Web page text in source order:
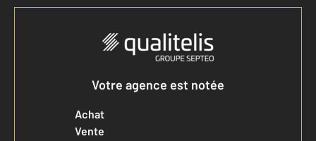
Votre agence est notée
Achat
Vente